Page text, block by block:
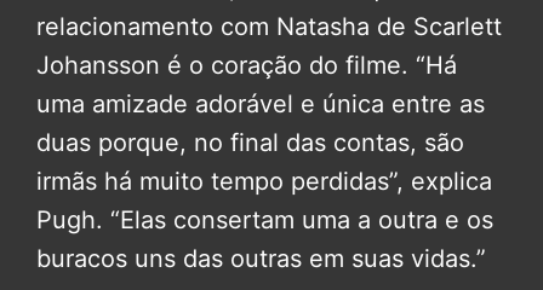
relacionamento com Natasha de Scarlett
Johansson é o coração do filme. “Há
uma amizade adorável e única entre as
duas porque, no final das contas, são
irmãs há muito tempo perdidas”, explica
Pugh. “Elas consertam uma a outra e os
buracos uns das outras em suas vidas.”